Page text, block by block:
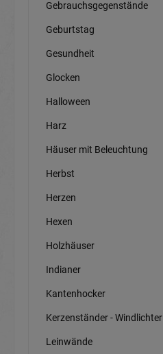
Gebrauchsgegenstände
Geburtstag
Gesundheit
Glocken
Halloween
Harz
Häuser mit Beleuchtung
Herbst
Herzen
Hexen
Holzhäuser
Indianer
Kantenhocker
Kerzenständer - Windlichter
Leinwände